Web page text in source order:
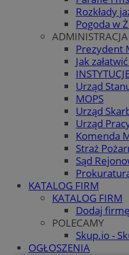
Rozkłady
Pogoda w
ADMINISTRACJA
Prezydent
Jak
Urząd
MOPS
Urząd
Urząd
Komenda
Straż
Sąd
KATALOG FIRM
KATALOG FIRM
Dodaj
POLECAMY
Skup.io -
OGŁOSZENIA